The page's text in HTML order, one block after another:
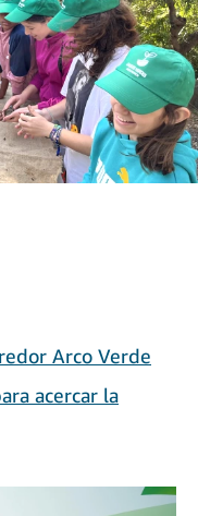
Arco Verde
acercar la